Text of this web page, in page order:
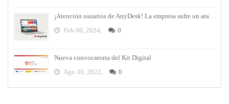
Feb 06, 2024,
0
Nueva convocatoria del Kit Digital
Ago 30, 2022,
0